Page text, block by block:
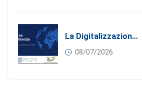
La Digitalizzazione Come Motore Dell’internazionalizzazione
08/07/2026